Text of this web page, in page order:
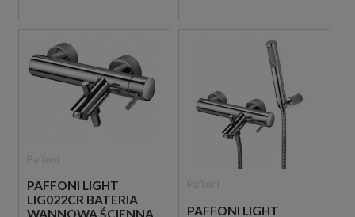
PAFFONI LIGHT
LIG022CR BATERIA
PAFFONI LIGHT